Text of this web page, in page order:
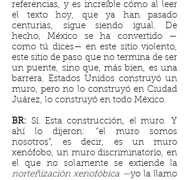
referencias, y es increíble cómo al leer
el texto hoy, que ya han pasado
centurias, sigue siendo igual. De
hecho, México se ha convertido —
como tú dices— en este sitio violento,
este sitio de paso que no termina de ser
un puente, sino que, más bien, es una
barrera. Estados Unidos construyó un
muro, pero no lo construyó en Ciudad
Juárez, lo construyó en todo México.
BR: Sí. Esta construcción, el muro. Y
ahí lo dijeron: “el muro somos
nosotros”, es decir, es un muro
xenófobo, un muro discriminatorio, en
el que no solamente se extiende la
norteñización xenofóbica —yo la llamo